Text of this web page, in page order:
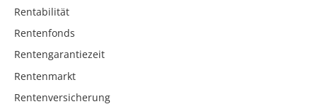
Rentabilität
Rentenfonds
Rentengarantiezeit
Rentenmarkt
Rentenversicherung